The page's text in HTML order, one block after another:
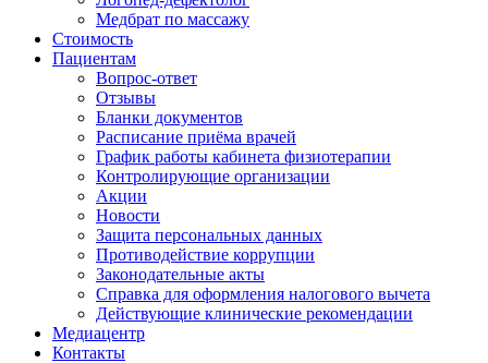
Медбрат по массажу
Стоимость
Пациентам
Вопрос-ответ
Отзывы
Бланки документов
Расписание приёма врачей
График работы кабинета физиотерапии
Контролирующие организации
Акции
Новости
Защита персональных данных
Противодействие коррупции
Законодательные акты
Справка для оформления налогового вычета
Действующие клинические рекомендации
Медиацентр
Контакты